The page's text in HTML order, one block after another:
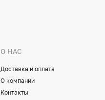
О НАС
Доставка и оплата
О компании
Контакты